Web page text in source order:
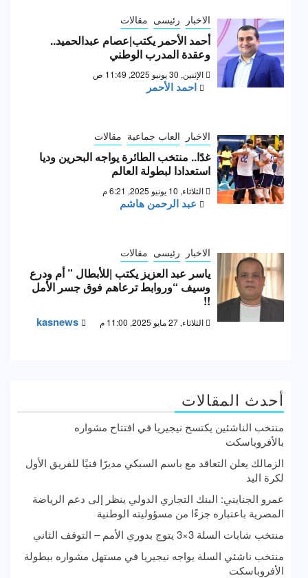
الاخبار رئيسى مقالات
أحمد الأحمر يكتب|عصام عبدالحميد..
وعقدة المدرب الوطني
الإثنين, 30 يونيو 2025, 11:49 ص
احمد الأحمر
الاخبار العاب جماعية مقالات
غدًا.. منتخب الطائرة يواجه البحرين وديا
استعدادا لبطولة العالم
الثلاثاء, 10 يونيو 2025, 6:21 م
عبد الرحمن هاشم
الاخبار رئيسى مقالات
ياسر عبد العزيز يكتب |للأبطال ” أم ودرع
وسيف “وروابط ترعاهم فوق جسر الأمل
!!
الثلاثاء, 27 مايو 2025, 11:00 م kasnews
أحدث المقالات
منتخب الناشئين يكتسح نيجيريا في افتتاح مشواره
بالأفروباسكت
الزمالك يعلن التعاقد مع باسم السبكي مديرًا فنيًا للفريق الأول
لكرة اليد
عمرو الجنايني: البنك التجاري الدولي ينظر إلى دعم الرياضة
المصرية باعتباره جزءًا من مسؤوليته الوطنية
منتخب شابات السلة 3×3 يتوج بدوري الأمم – التوقف الثاني
منتخب ناشئي السلة يواجه نيجيريا في مستهل مشواره ببطولة
الأفروباسكت